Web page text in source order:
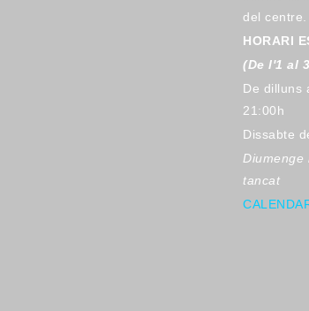
del centre.
HORARI
(De l'1 al
De dilluns
21:00h
Dissabte
Diumenge
tancat